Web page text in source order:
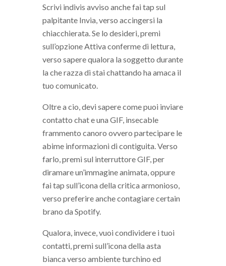
Scrivi indivis avviso anche fai tap sul
palpitante Invia, verso accingersi la
chiacchierata. Se lo desideri, premi
sull’opzione Attiva conferme di lettura,
verso sapere qualora la soggetto durante
la che razza di stai chattando ha amaca il
tuo comunicato.
Oltre a cio, devi sapere come puoi inviare
contatto chat e una GIF, insecable
frammento canoro ovvero partecipare le
abime informazioni di contiguita. Verso
farlo, premi sul interruttore GIF, per
diramare un’immagine animata, oppure
fai tap sull’icona della critica armonioso,
verso preferire anche contagiare certain
brano da Spotify.
Qualora, invece, vuoi condividere i tuoi
contatti, premi sull’icona della asta
bianca verso ambiente turchino ed